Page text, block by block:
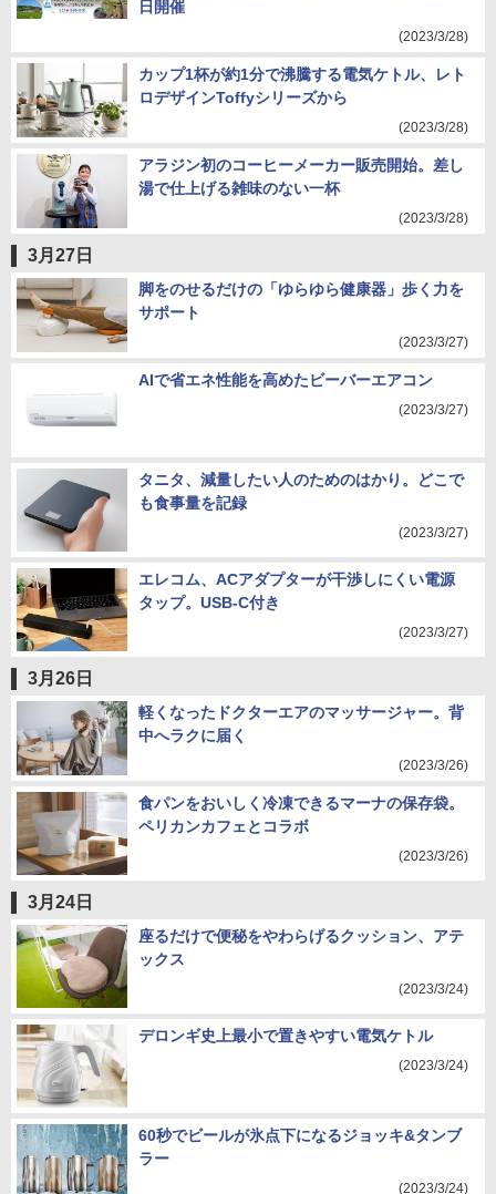
日開催
(2023/3/28)
カップ1杯が約1分で沸騰する電気ケトル、レト
ロデザインToffyシリーズから
(2023/3/28)
アラジン初のコーヒーメーカー販売開始。差し
湯で仕上げる雑味のない一杯
(2023/3/28)
3月27日
脚をのせるだけの「ゆらゆら健康器」歩く力を
サポート
(2023/3/27)
AIで省エネ性能を高めたビーバーエアコン
(2023/3/27)
タニタ、減量したい人のためのはかり。どこで
も食事量を記録
(2023/3/27)
エレコム、ACアダプターが干渉しにくい電源
タップ。USB-C付き
(2023/3/27)
3月26日
軽くなったドクターエアのマッサージャー。背
中へラクに届く
(2023/3/26)
食パンをおいしく冷凍できるマーナの保存袋。
ペリカンカフェとコラボ
(2023/3/26)
3月24日
座るだけで便秘をやわらげるクッション、アテ
ックス
(2023/3/24)
デロンギ史上最小で置きやすい電気ケトル
(2023/3/24)
60秒でビールが氷点下になるジョッキ&タンブ
ラー
(2023/3/24)